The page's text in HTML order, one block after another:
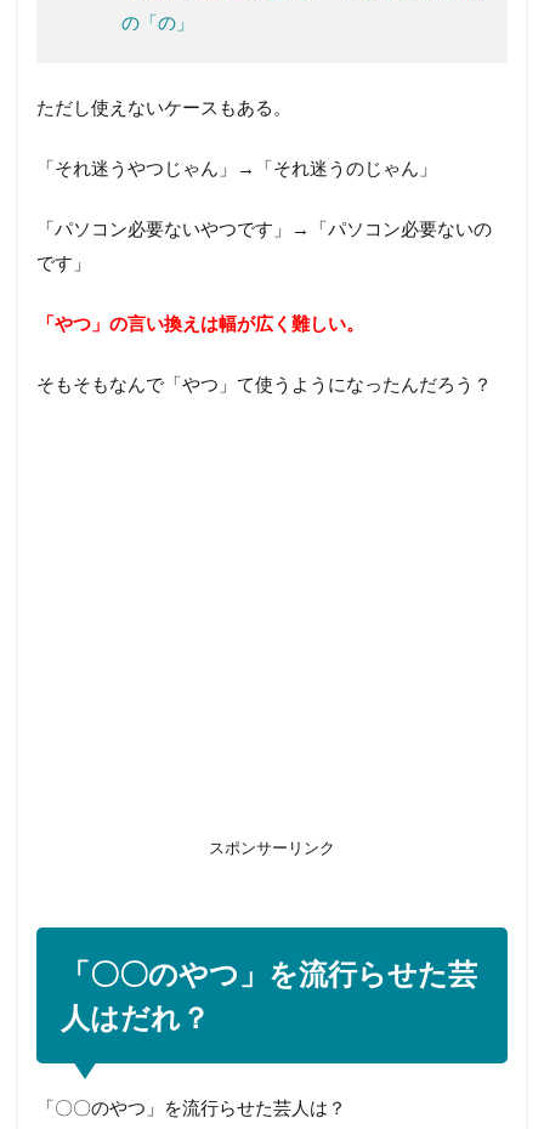
の「の」
ただし使えないケースもある。
「それ迷うやつじゃん」→「それ迷うのじゃん」
「パソコン必要ないやつです」→「パソコン必要ないの
です」
「やつ」の言い換えは幅が広く難しい。
そもそもなんで「やつ」て使うようになったんだろう？
スポンサーリンク
「〇〇のやつ」を流行らせた芸
人はだれ？
「〇〇のやつ」を流行らせた芸人は？